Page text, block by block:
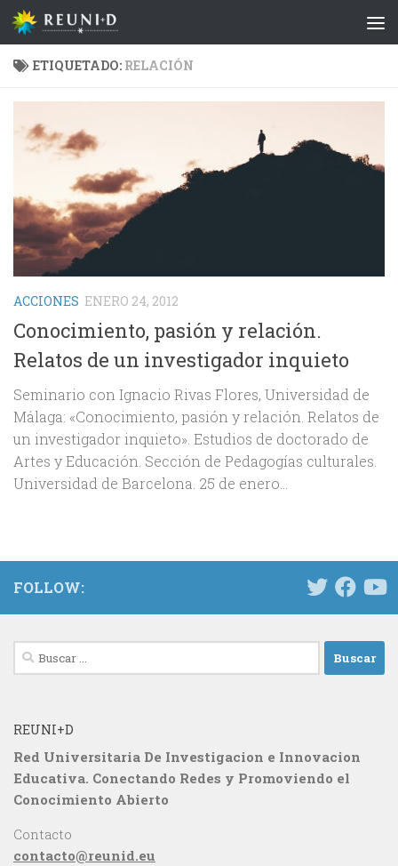
Saltar al contenido
ETIQUETADO: RELACIÓN
ACCIONES ENERO 24, 2012
Conocimiento, pasión y relación.
Relatos de un investigador inquieto
Seminario con Ignacio Rivas Flores, Universidad de
Málaga: «Conocimiento, pasión y relación. Relatos de
un investigador inquieto». Estudios de doctorado de
Artes y Educación. Sección de Pedagogías culturales.
Universidad de Barcelona. 25 de enero...
FOLLOW:
Buscar:
REUNI+D
Red Universitaria De Investigacion e Innovacion
Educativa. Conectando Redes y Promoviendo el
Conocimiento Abierto
Contacto
contacto@reunid.eu